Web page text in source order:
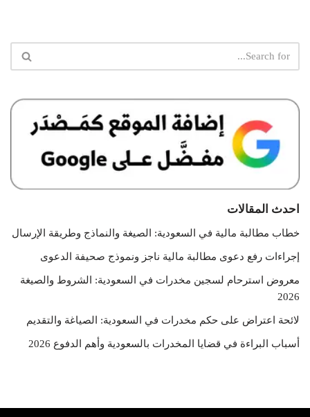
احدث المقالات
خطاب مطالبة مالية في السعودية: الصيغة والنماذج وطريقة الإرسال
إجراءات رفع دعوى مطالبة مالية ناجز ونموذج صحيفة الدعوى
معروض استرحام لسجين مخدرات في السعودية: الشروط والصيغة
2026
لائحة اعتراض على حكم مخدرات في السعودية: الصياغة والتقديم
أسباب البراءة في قضايا المخدرات بالسعودية وأهم الدفوع 2026